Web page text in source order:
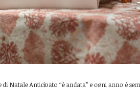
di Natale Anticipato “è andata” e ogni anno è